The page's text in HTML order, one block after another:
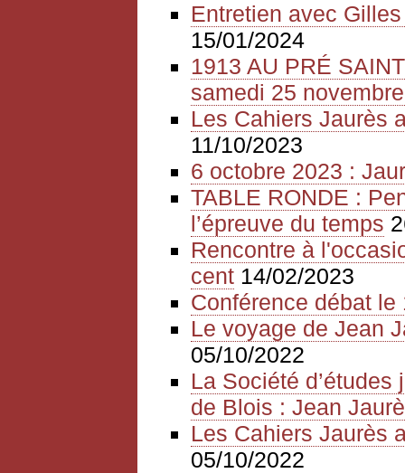
Entretien avec
15/01/2024
1913 AU PRÉ
samedi 25
Les Cahiers Jaurès
11/10/2023
6 octobre 2023 :
TABLE RONDE :
l’épreuve du temps
Rencontre à
cent 14/02/2023
Conférence débat
Le voyage de Jean
05/10/2022
La Société
de Blois : Jean
Les Cahiers Jaurès
05/10/2022